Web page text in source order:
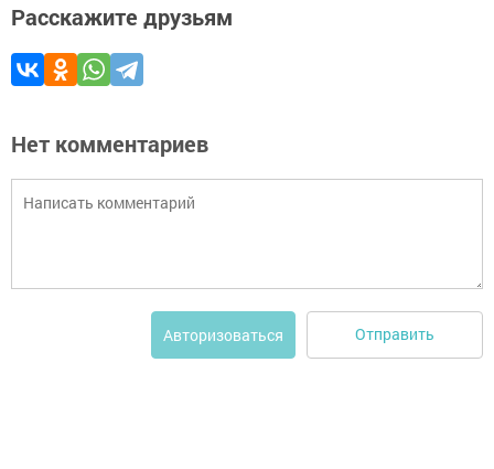
Расскажите друзьям
Нет комментариев
Авторизоваться Отправить